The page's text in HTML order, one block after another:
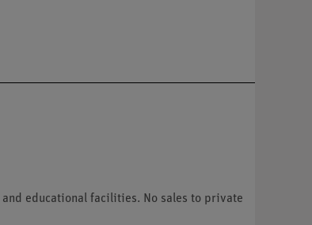
educational facilities. No sales to private